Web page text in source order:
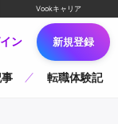
Vookキャリア
ン 新規登録
転職体験記